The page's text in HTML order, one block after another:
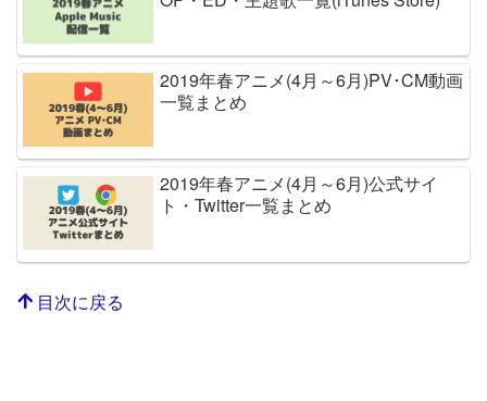
2019年春アニメ(4月～6月)PV･CM動画
一覧まとめ
2019年春アニメ(4月～6月)公式サイ
ト・Twitter一覧まとめ
目次に戻る